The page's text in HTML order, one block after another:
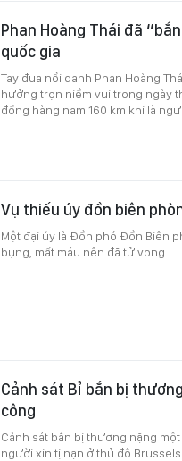
Phan Hoàng Thái đã
quốc gia
Tay đua nổi danh Phan Hoàng
hưởng trọn niềm vui trong ngày
đồng hàng nam 160 km khi là
Vụ thiếu úy đồn biên
Một đại úy là Đồn phó Đồn Biên
bụng, mất máu nên đã tử vong.
Cảnh sát Bỉ bắn bị
công
Cảnh sát bắn bị thương nặng
người xin tị nạn ở thủ đô Brussels